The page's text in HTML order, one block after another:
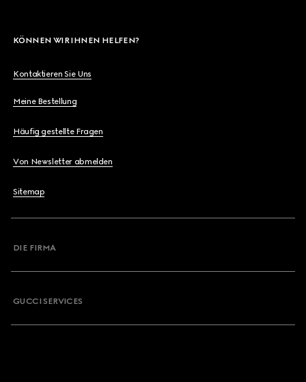
KÖNNEN WIR IHNEN HELFEN?
Kontaktieren Sie Uns
Meine Bestellung
Häufig gestellte Fragen
Von Newsletter abmelden
Sitemap
DIE FIRMA
GUCCI SERVICES